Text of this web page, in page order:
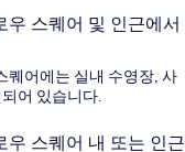
스퀘어 및 인근에서
퀘어에는 실내 수영장, 사
어 있습니다.
스퀘어 내 또는 인근